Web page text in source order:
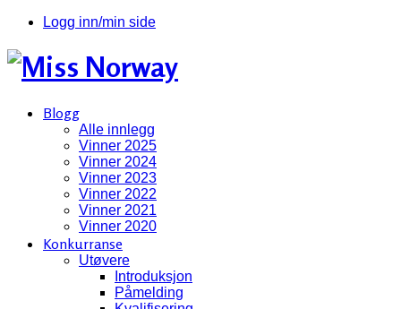
Logg inn/min side
Blogg
Alle innlegg
Vinner 2025
Vinner 2024
Vinner 2023
Vinner 2022
Vinner 2021
Vinner 2020
Konkurranse
Utøvere
Introduksjon
Påmelding